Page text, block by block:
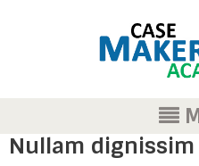
Nullam dignissim